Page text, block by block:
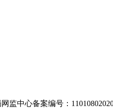
监中心备案编号：